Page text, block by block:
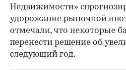
Недвижимости»
удорожание рыночной
отмечали, что некоторые
перенести решение об
следующий год.